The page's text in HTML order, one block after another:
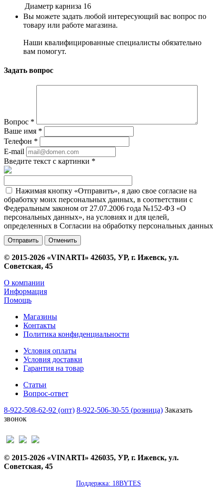
Диаметр карниза 16
Вы можете задать любой интересующий вас вопрос по
товару или работе магазина.
Наши квалифицированные специалисты обязательно
вам помогут.
Задать вопрос
Вопрос *
Ваше имя *
Телефон *
E-mail
Введите текст с картинки *
Нажимая кнопку «Отправить», я даю свое согласие на
обработку моих персональных данных, в соответствии с
Федеральным законом от 27.07.2006 года №152-ФЗ «О
персональных данных», на условиях и для целей,
определенных в Согласии на обработку персональных данных
Отменить
© 2015-2026 «VINARTI» 426035, УР, г. Ижевск, ул.
Советская, 45
О компании
Информация
Помощь
Магазины
Контакты
Политика конфиденциальности
Условия оплаты
Условия доставки
Гарантия на товар
Статьи
Вопрос-ответ
8-922-508-62-92 (опт) 8-922-506-30-55 (розница) Заказать
звонок
© 2015-2026 «VINARTI» 426035, УР, г. Ижевск, ул.
Советская, 45
Поддержка: 18BYTES